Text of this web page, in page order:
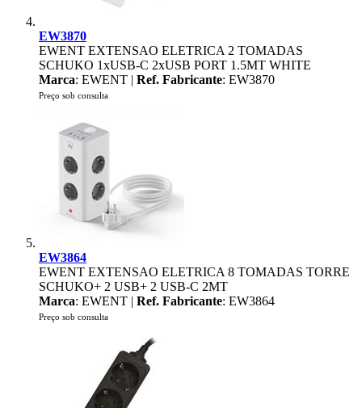
EW3870
EWENT EXTENSAO ELETRICA 2 TOMADAS
SCHUKO 1xUSB-C 2xUSB PORT 1.5MT WHITE
Marca: EWENT | Ref. Fabricante: EW3870
Preço sob consulta
EW3864
EWENT EXTENSAO ELETRICA 8 TOMADAS TORRE
SCHUKO+ 2 USB+ 2 USB-C 2MT
Marca: EWENT | Ref. Fabricante: EW3864
Preço sob consulta